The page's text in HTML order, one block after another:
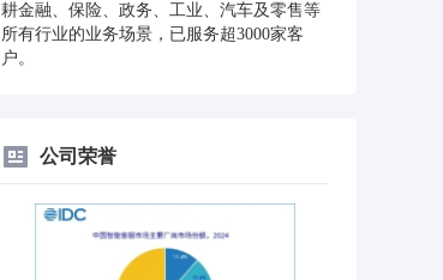
耕金融、保险、政务、工业、汽车及零售等
所有行业的业务场景，已服务超3000家客
户。
公司荣誉